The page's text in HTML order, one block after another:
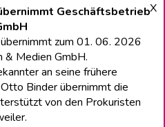
X
Geschäftsbetrieb
zum 01. 06. 2026
& Medien GmbH.
an seine frühere
Binder übernimmt die
von den Prokuristen